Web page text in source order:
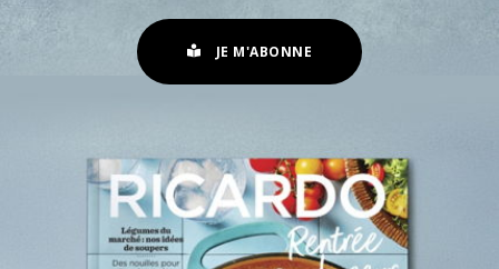
JE M'ABONNE